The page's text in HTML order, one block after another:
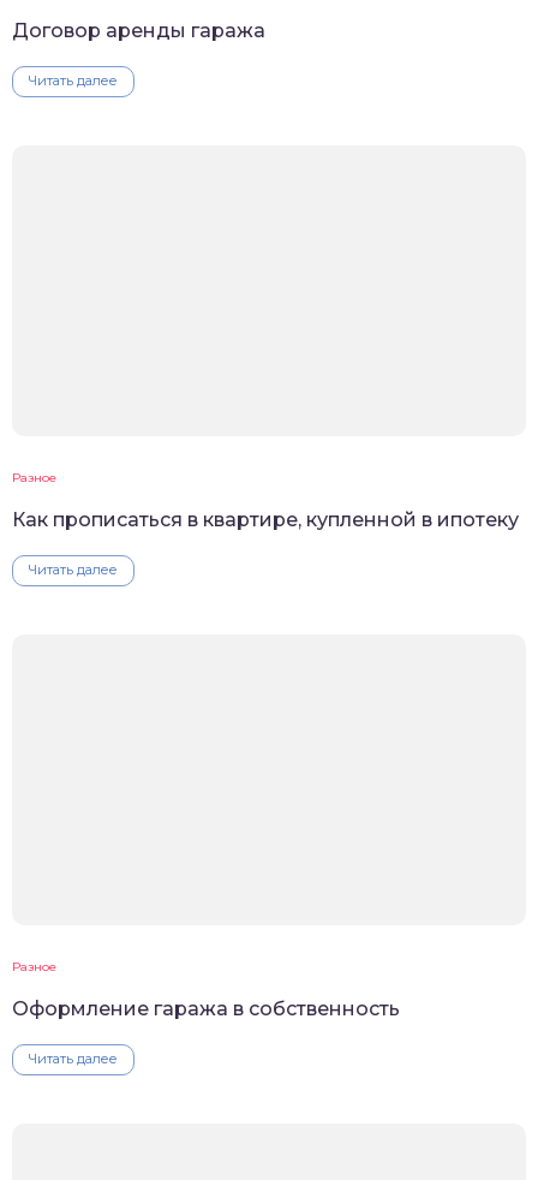
Договор аренды гаража
Читать далее
Разное
Как прописаться в квартире, купленной в ипотеку
Читать далее
Разное
Оформление гаража в собственность
Читать далее